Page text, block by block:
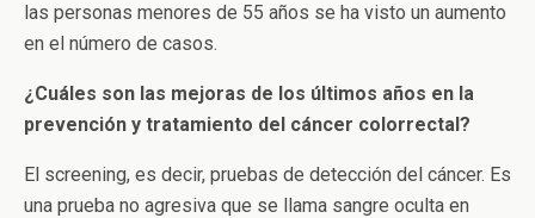
las personas menores de 55 años se ha visto un aumento
en el número de casos.
¿Cuáles son las mejoras de los últimos años en la
prevención y tratamiento del cáncer colorrectal?
El screening, es decir, pruebas de detección del cáncer. Es
una prueba no agresiva que se llama sangre oculta en